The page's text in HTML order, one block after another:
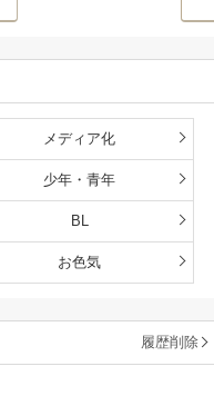
メディア化
少年・青年
BL
お色気
履歴削除